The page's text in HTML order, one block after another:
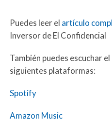
Puedes leer el artículo
Inversor de El Confidencial
También puedes escuchar
siguientes plataformas:
Spotify
Amazon Music